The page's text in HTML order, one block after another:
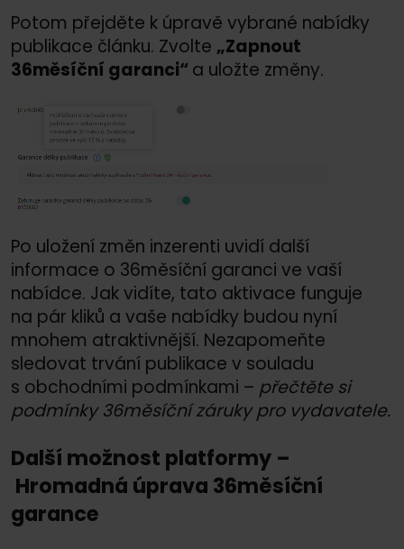
Potom přejděte k úpravě vybrané nabídky
publikace článku. Zvolte „Zapnout
36měsíční garanci“ a uložte změny.
Po uložení změn inzerenti uvidí další
informace o 36měsíční garanci ve vaší
nabídce. Jak vidíte, tato aktivace funguje
na pár kliků a vaše nabídky budou nyní
mnohem atraktivnější. Nezapomeňte
sledovat trvání publikace v souladu
s obchodními podmínkami – přečtěte si
podmínky 36měsíční záruky pro vydavatele.
Další možnost platformy –
Hromadná úprava 36měsíční
garance